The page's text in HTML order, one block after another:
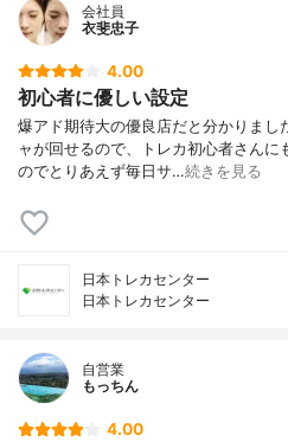
会社員
衣斐忠子
4.00
初心者に優しい設定
爆アド期待大の優良店だと分かりま
ャが回せるので、トレカ初心者さん
のでとりあえず毎日サ…続きを見る
日本トレカセンター
日本トレカセンター
自営業
もっちん
4.00